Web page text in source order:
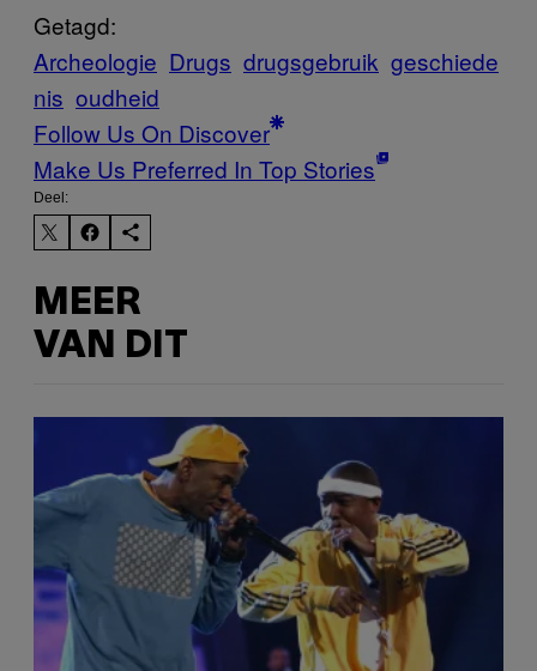
Getagd:
Archeologie Drugs drugsgebruik geschiede
nis oudheid
Follow Us On Discover
Make Us Preferred In Top Stories
Deel:
MEER
VAN DIT